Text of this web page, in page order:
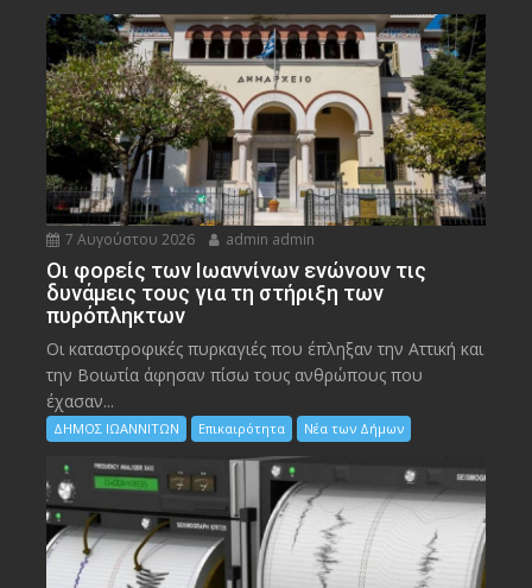
7 Αυγούστου 2026 admin admin
Οι φορείς των Ιωαννίνων ενώνουν τις
δυνάμεις τους για τη στήριξη των
πυρόπληκτων
Οι καταστροφικές πυρκαγιές που έπληξαν την Αττική και
την Bοιωτία άφησαν πίσω τους ανθρώπους που
έχασαν...
ΔΗΜΟΣ ΙΩΑΝΝΙΤΩΝ Επικαιρότητα Νέα των Δήμων